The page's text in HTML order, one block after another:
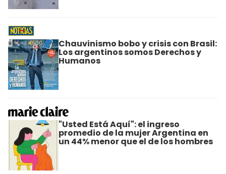
Chauvinismo bobo y crisis con Brasil:
Los argentinos somos Derechos y
Humanos
"Usted Está Aquí": el ingreso
promedio de la mujer Argentina en
un 44% menor que el de los hombres